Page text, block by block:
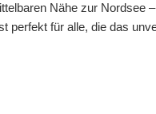
Nähe zur Nordsee
perfekt für alle, die das